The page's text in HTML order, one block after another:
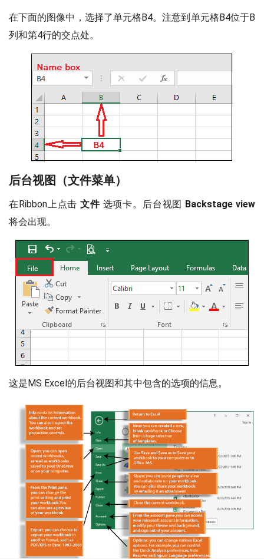
在下面的图像中，选择了单元格B4。注意到单元格B4位于B
列和第4行的交点处。
后台视图（文件菜单）
在Ribbon上点击文件选项卡。后台视图 Backstage view
将会出现。
这是MS Excel的后台视图和其中包含的选项的信息。